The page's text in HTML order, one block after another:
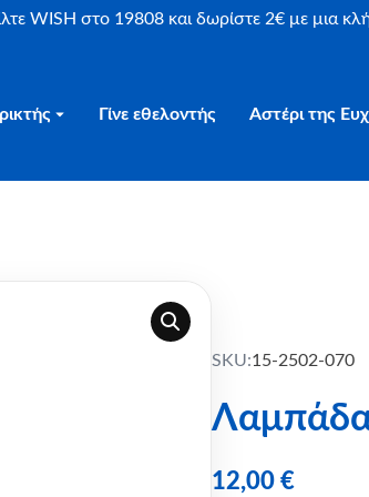
WISH στο 19808 και δωρίστε 2€ με μια
Γίνε εθελοντής Αστέρι της
SKU:15-2502-070
12,00 €